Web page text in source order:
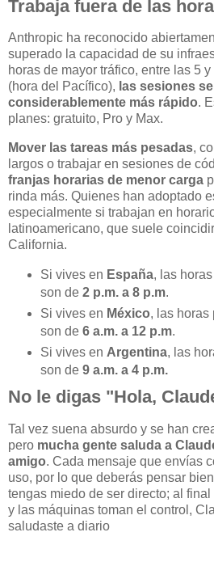
Trabaja fuera de las
Anthropic ha reconocido
superado la capacidad de su
horas de mayor tráfico, entre las 5
(hora del Pacífico), las sesiones
considerablemente más rápido.
planes: gratuito, Pro y Max.
Mover las tareas más pesadas,
largos o trabajar en sesiones de
franjas horarias de menor carga
rinda más. Quienes han adoptado
especialmente si trabajan en
latinoamericano, que suele
California.
Si vives en España, las
son de 2 p.m. a 8 p.m.
Si vives en México, las horas
son de 6 a.m. a 12 p.m.
Si vives en Argentina, las
son de 9 a.m. a 4 p.m.
No le digas "Hola,
Tal vez suena absurdo y se han
pero mucha gente saluda a
amigo. Cada mensaje que envías
uso, por lo que deberás pensar
tengas miedo de ser directo; al
y las máquinas toman el control,
saludaste a diario